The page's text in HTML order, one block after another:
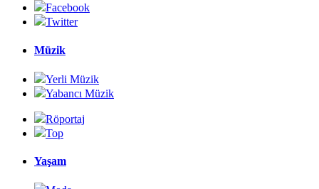
Facebook
Twitter
Müzik
Yerli Müzik
Yabancı Müzik
Röportaj
Top
Yaşam